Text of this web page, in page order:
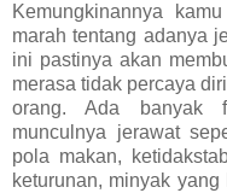
Kemungkinannya
marah tentang adanya
ini pastinya akan
merasa tidak percaya
orang. Ada banyak
munculnya jerawat
pola makan,
keturunan, minyak